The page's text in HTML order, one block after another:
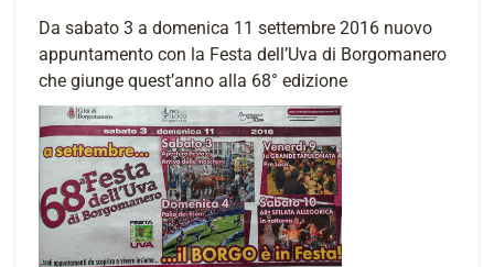
Da sabato 3 a domenica 11 settembre 2016 nuovo
appuntamento con la Festa dell’Uva di Borgomanero
che giunge quest’anno alla 68° edizione